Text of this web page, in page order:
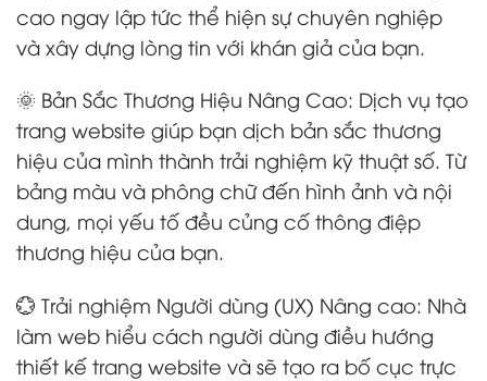
cao ngay lập tức thể hiện sự chuyên nghiệp
và xây dựng lòng tin với khán giả của bạn.
🌞 Bản Sắc Thương Hiệu Nâng Cao: Dịch vụ tạo
trang website giúp bạn dịch bản sắc thương
hiệu của mình thành trải nghiệm kỹ thuật số. Từ
bảng màu và phông chữ đến hình ảnh và nội
dung, mọi yếu tố đều củng cố thông điệp
thương hiệu của bạn.
💮 Trải nghiệm Người dùng (UX) Nâng cao: Nhà
làm web hiểu cách người dùng điều hướng
thiết kế trang website và sẽ tạo ra bố cục trực